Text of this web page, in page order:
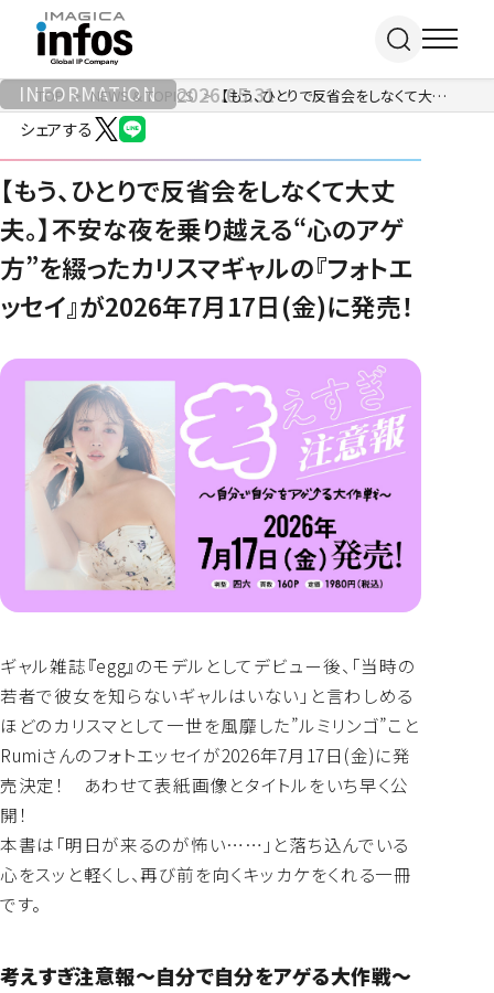
IP / MEDIA
事業紹介 TOP
出版事業
ライトアニメ事業
イベント事業／
配信事業
アパレル事業
COMPANY
会社概要
アクセス
沿革
RECRUIT
採用情報 TOP
新卒採用
中途・
アルバイト採用
よくあるご質問
ONLINE SHOP
TOP NEWS & TOPICS 【もう、ひとりで反省会をしなくて大丈夫。】不安な夜を乗り越える“心のアゲ方”を綴ったカリスマギャルの『フォトエッセイ』が2026年7月17日(金)に発売！
INFORMATION 2026.05.31
シェアする
【もう、ひとりで反省会をしなくて大丈
夫。】不安な夜を乗り越える“心のアゲ
方”を綴ったカリスマギャルの『フォトエ
ッセイ』が2026年7月17日(金)に発売！
ギャル雑誌『egg』のモデルとしてデビュー後、「当時の
若者で彼女を知らないギャルはいない」と言わしめる
ほどのカリスマとして一世を風靡した”ルミリンゴ”こと
Rumiさんのフォトエッセイが2026年7月17日(金)に発
売決定！ あわせて表紙画像とタイトルをいち早く公
開！
本書は「明日が来るのが怖い……」と落ち込んでいる
心をスッと軽くし、再び前を向くキッカケをくれる一冊
です。
考えすぎ注意報～自分で自分をアゲる大作戦～